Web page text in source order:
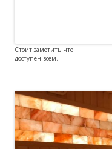
Стоит заметить что
доступен всем.